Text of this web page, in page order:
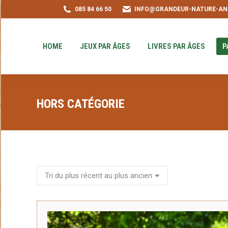
085 84 66 50 INFO@GRANDEUR-NATURE-
HOME JEUX PAR ÂGES LIVRES PAR ÂGES
HORS CATÉGORIE
HOME JEUX PAR ÂGES LIVRES PAR
PUZZLE-ACHAT